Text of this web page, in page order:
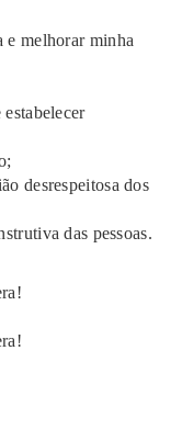
e melhorar minha
desrespeitosa dos
das pessoas.